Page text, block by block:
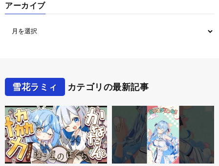
アーカイブ
雪花ラミィ カテゴリの最新記事